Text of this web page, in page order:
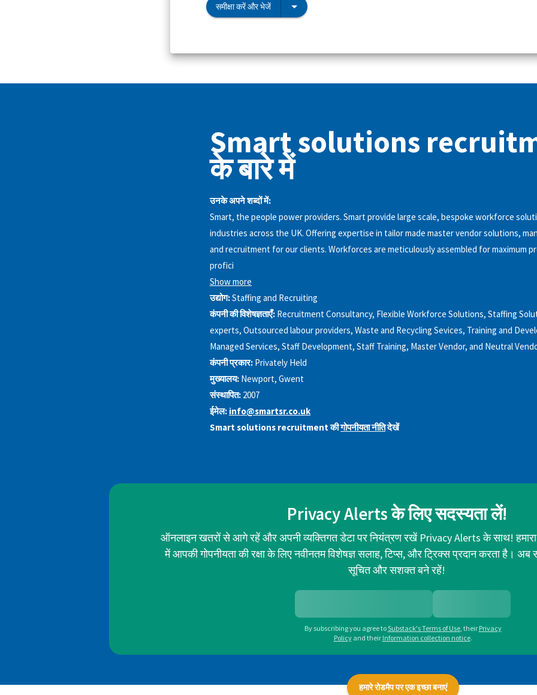
समीक्षा करें और भेजें
Smart solutions
के बारे में
उनके अपने शब्दों में:
Smart, the people power providers. Smart provide large scale, bespoke workforce
industries across the UK. Offering expertise in tailor made master vendor solutions,
and recruitment for our clients. Workforces are meticulously assembled for maximum
profici
Show more
उद्योग:Staffing and Recruiting
कंपनी की विशेषज्ञताएँ: Recruitment Consultancy, Flexible Workforce Solutions, Staffing
experts, Outsourced labour providers, Waste and Recycling Sevices, Training and
Managed Services, Staff Development, Staff Training, Master Vendor, and Neutral
कंपनी प्रकार: Privately Held
मुख्यालय: Newport, Gwent
संस्थापित: 2007
ईमेल: info@smartsr.co.uk
Smart solutions recruitment कीगोपनीयता नीतिदेखें
Privacy Alerts के लिए सदस्यता लें!
ऑनलाइन खतरों से आगे रहें और अपनी व्यक्तिगत डेटा पर नियंत्रण रखें Privacy Alerts के साथ!
में आपकी गोपनीयता की रक्षा के लिए नवीनतम विशेषज्ञ सलाह, टिप्स, और ट्रिक्स प्रदान करता है।
सूचित और सशक्त बने रहें!
By subscribing you agree toSubstack's Terms of Use, their Privacy
Policy and their Information collection notice.
हमारे रोडमैप पर एक इच्छा बनाएं